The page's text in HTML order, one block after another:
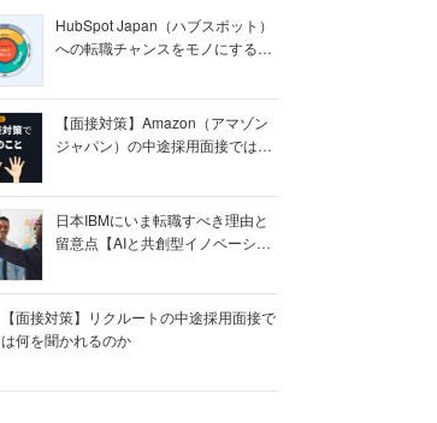
HubSpot Japan（ハブスポット）
への転職チャンスをモノにする
【面接対策】Amazon（アマゾン
ジャパン）の中途採用面接では何
日本IBMにいま転職すべき理由と
留意点【AIと共創型イノベーショ
【面接対策】リクルートの中途採用面接で
は何を聞かれるのか